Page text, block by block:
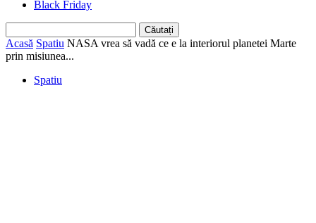
Black Friday
Acasă Spatiu NASA vrea să vadă ce e la interiorul planetei Marte
prin misiunea...
Spatiu